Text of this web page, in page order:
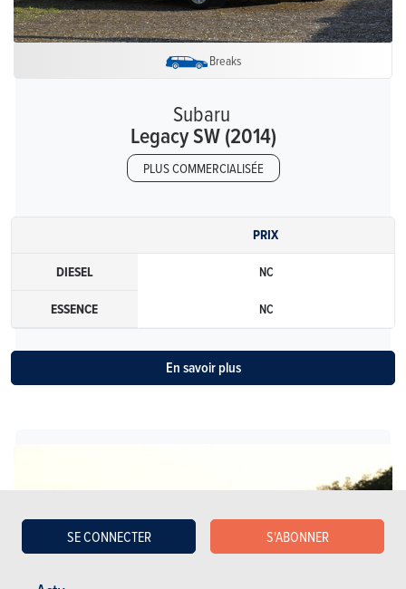
SE CONNECTER S'ABONNER
Breaks
Subaru
Legacy SW (2014)
PLUS COMMERCIALISÉE
PRIX
DIESEL
NC
ESSENCE NC
En savoir plus